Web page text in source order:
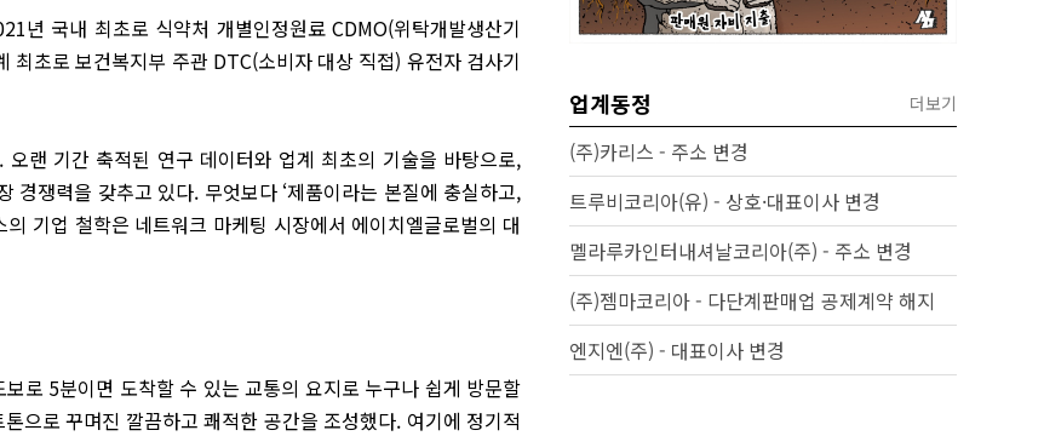
년 국내 최초로 식약처 개별인정원료 CDMO(위탁개발생산기
초로 보건복지부 주관 DTC(소비자 대상 직접) 유전자 검사기
오랜 기간 축적된 연구 데이터와 업계 최초의 기술을 바탕으로,
쟁력을 갖추고 있다. 무엇보다 ‘제품이라는 본질에 충실하고,
기업 철학은 네트워크 마케팅 시장에서 에이치엘글로벌의 대
로 5분이면 도착할 수 있는 교통의 요지로 누구나 쉽게 방문할
으로 꾸며진 깔끔하고 쾌적한 공간을 조성했다. 여기에 정기적
업계동정 더보기
(주)카리스 - 주소 변경
트루비코리아(유) - 상호·대표이사 변경
멜라루카인터내셔날코리아(주) - 주소 변경
(주)젬마코리아 - 다단계판매업 공제계약 해지
엔지엔(주) - 대표이사 변경